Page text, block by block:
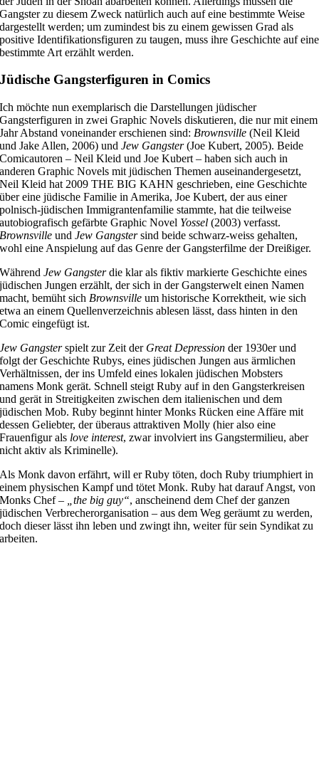
Gangster zu diesem Zweck natürlich auch auf eine bestimmte Weise
dargestellt werden; um zumindest bis zu einem gewissen Grad als
positive Identifikationsfiguren zu taugen, muss ihre Geschichte auf eine
bestimmte Art erzählt werden.
Jüdische Gangsterfiguren in Comics
Ich möchte nun exemplarisch die Darstellungen jüdischer
Gangsterfiguren in zwei Graphic Novels diskutieren, die nur mit einem
Jahr Abstand voneinander erschienen sind: Brownsville(Neil Kleid
und Jake Allen, 2006) undJew Gangster(Joe Kubert, 2005). Beide
Comicautoren – Neil Kleid und Joe Kubert – haben sich auch in
anderen Graphic Novels mit jüdischen Themen auseinandergesetzt,
Neil Kleid hat 2009 THE BIG KAHN geschrieben, eine Geschichte
über eine jüdische Familie in Amerika, Joe Kubert, der aus einer
polnisch-jüdischen Immigrantenfamilie stammte, hat die teilweise
autobiografisch gefärbte Graphic Novel Yossel(2003) verfasst.
BrownsvilleundJew Gangstersind beide schwarz-weiss gehalten,
wohl eine Anspielung auf das Genre der Gangsterfilme der Dreißiger.
WährendJew Gangsterdie klar als fiktiv markierte Geschichte eines
jüdischen Jungen erzählt, der sich in der Gangsterwelt einen Namen
macht, bemüht sich Brownsville um historische Korrektheit, wie sich
etwa an einem Quellenverzeichnis ablesen lässt, dass hinten in den
Comic eingefügt ist.
Jew Gangsterspielt zur Zeit der Great Depression der 1930er und
folgt der Geschichte Rubys, eines jüdischen Jungen aus ärmlichen
Verhältnissen, der ins Umfeld eines lokalen jüdischen Mobsters
namens Monk gerät. Schnell steigt Ruby auf in den Gangsterkreisen
und gerät in Streitigkeiten zwischen dem italienischen und dem
jüdischen Mob. Ruby beginnt hinter Monks Rücken eine Affäre mit
dessen Geliebter, der überaus attraktiven Molly (hier also eine
Frauenfigur als love interest, zwar involviert ins Gangstermilieu, aber
nicht aktiv als Kriminelle).
Als Monk davon erfährt, will er Ruby töten, doch Ruby triumphiert in
einem physischen Kampf und tötet Monk. Ruby hat darauf Angst, von
Monks Chef –
„the big guy“, anscheinend dem Chef der ganzen
jüdischen Verbrecherorganisation – aus dem Weg geräumt zu werden,
doch dieser lässt ihn leben und zwingt ihn, weiter für sein Syndikat zu
arbeiten.